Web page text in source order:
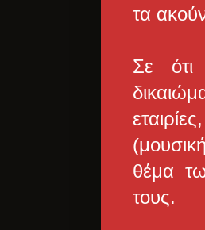
τα
Σε
θέμα
τους.